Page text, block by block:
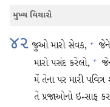
મુખ્ય વિચારો
૪૨ જુઓ મારો સેવક, +
મારો પસંદ કરેલો, +
મેં તેના પર મારી
તે પ્રજાઓનો ઇન્સાફ